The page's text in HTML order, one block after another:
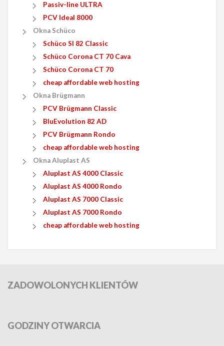
Passiv-line ULTRA
PCV Ideal 8000
Okna Schüco
Schüco SI 82 Classic
Schüco Corona CT 70 Cava
Schüco Corona CT 70
cheap affordable web hosting
Okna Brügmann
PCV Brügmann Classic
BluEvolution 82 AD
PCV Brügmann Rondo
cheap affordable web hosting
Okna Aluplast AS
Aluplast AS 4000 Classic
Aluplast AS 4000 Rondo
Aluplast AS 7000 Classic
Aluplast AS 7000 Rondo
cheap affordable web hosting
ZADOWOLONYCH KLIENTÓW
GODZINYOTWARCIA